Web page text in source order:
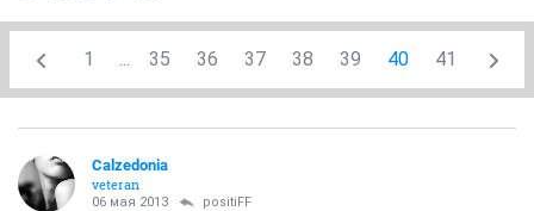
1 ... 35 36 37 38 39 40 41
Calzedonia
veteran
06 мая 2013 positiFF